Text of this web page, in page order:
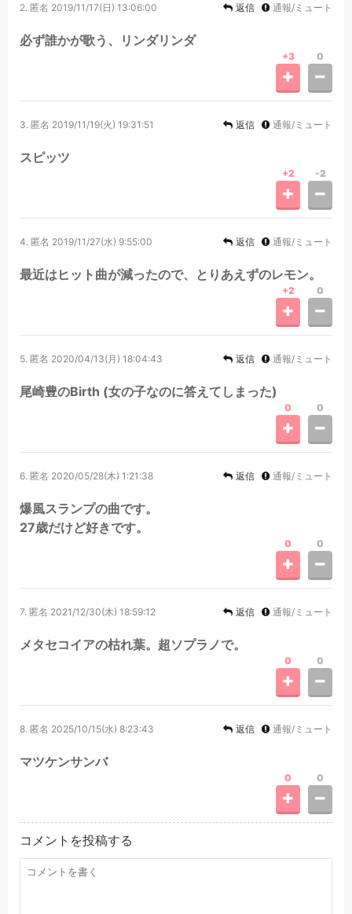
2. 匿名 2019/11/17(日) 13:06:00 返信 通報/ミュート
必ず誰かが歌う、リンダリンダ
+3 0
3. 匿名 2019/11/19(火) 19:31:51 返信 通報/ミュート
スピッツ
+2 -2
4. 匿名 2019/11/27(水) 9:55:00 返信 通報/ミュート
最近はヒット曲が減ったので、とりあえずのレモン。
+2 0
5. 匿名 2020/04/13(月) 18:04:43 返信 通報/ミュート
尾崎豊のBirth (女の子なのに答えてしまった)
0 0
6. 匿名 2020/05/28(木) 1:21:38 返信 通報/ミュート
爆風スランプの曲です。
27歳だけど好きです。
0 0
7. 匿名 2021/12/30(木) 18:59:12 返信 通報/ミュート
メタセコイアの枯れ葉。超ソプラノで。
0 0
8. 匿名 2025/10/15(水) 8:23:43 返信 通報/ミュート
マツケンサンバ
0 0
コメントを投稿する